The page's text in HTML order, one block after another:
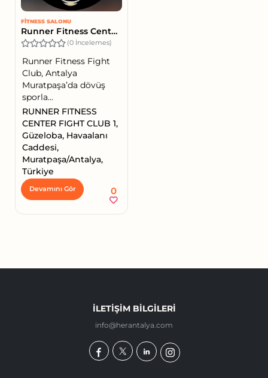
FITNESS SALONU
Runner Fitness Center Fight Club
(0 İncelemes)
Runner Fitness Fight
Club, Antalya
Muratpaşa’da dövüş
sporla...
RUNNER FITNESS
CENTER FIGHT CLUB 1,
Güzeloba, Havaalanı
Caddesi,
Muratpaşa/Antalya,
Türkiye
Devamını Gör 0
İLETIŞIM BILGILERI
info@herantalya.com